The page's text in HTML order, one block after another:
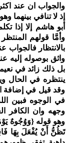
والجواب ان عند
إذ لا تنافي
أبو هاشم إلا إذا
وأمَّا قولهم
بالانتظار فالجواب
واثق بوصوله إليه
بل ذلك زائد في
ينتظره في الحال
وقد قيل في إضافة
في الوجوه فبين
وجهه وان الكافر
وهو قوله {وَوُجُوهٌ
تَظُنُّ أَنْ يُفْعَلَ بِهَا